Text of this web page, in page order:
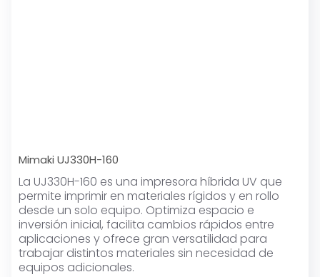
Mimaki UJ330H-160
La UJ330H-160 es una impresora híbrida UV que
permite imprimir en materiales rígidos y en rollo
desde un solo equipo. Optimiza espacio e
inversión inicial, facilita cambios rápidos entre
aplicaciones y ofrece gran versatilidad para
trabajar distintos materiales sin necesidad de
equipos adicionales.